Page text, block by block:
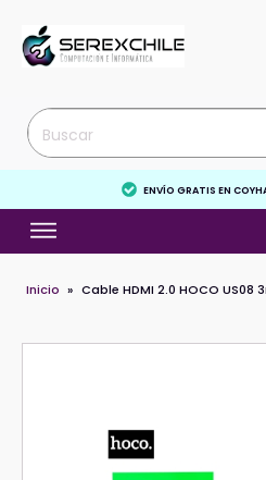
ENVÍO GRATIS EN
Inicio » Cable HDMI 2.0 HOCO US08